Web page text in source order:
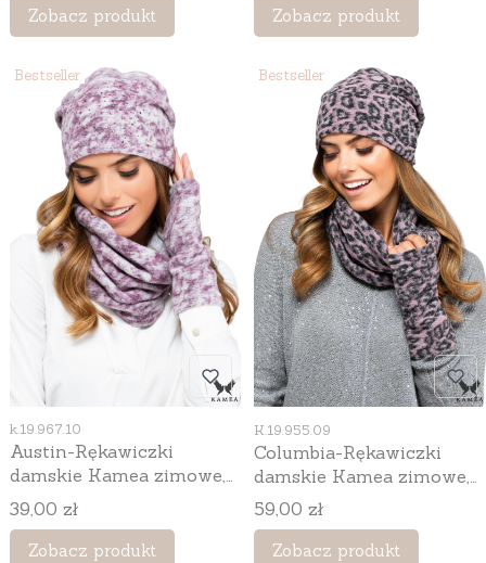
Zobacz produkt Zobacz produkt
Bestseller
Kod produktu
k.19.967.10
Austin-Rękawiczki
damskie Kamea zimowe,
bez palców, 100%
bawełny, kolor
burgundowy
Cena
39,00 zł
Zobacz produkt
Bestseller
Kod produktu
K.19.955.09
Columbia-Rękawiczki
damskie Kamea zimowe,
bez palców, z bawełnianą
podszewką, 56% wełny,
kolor różowy
Cena
59,00 zł
Zobacz produkt